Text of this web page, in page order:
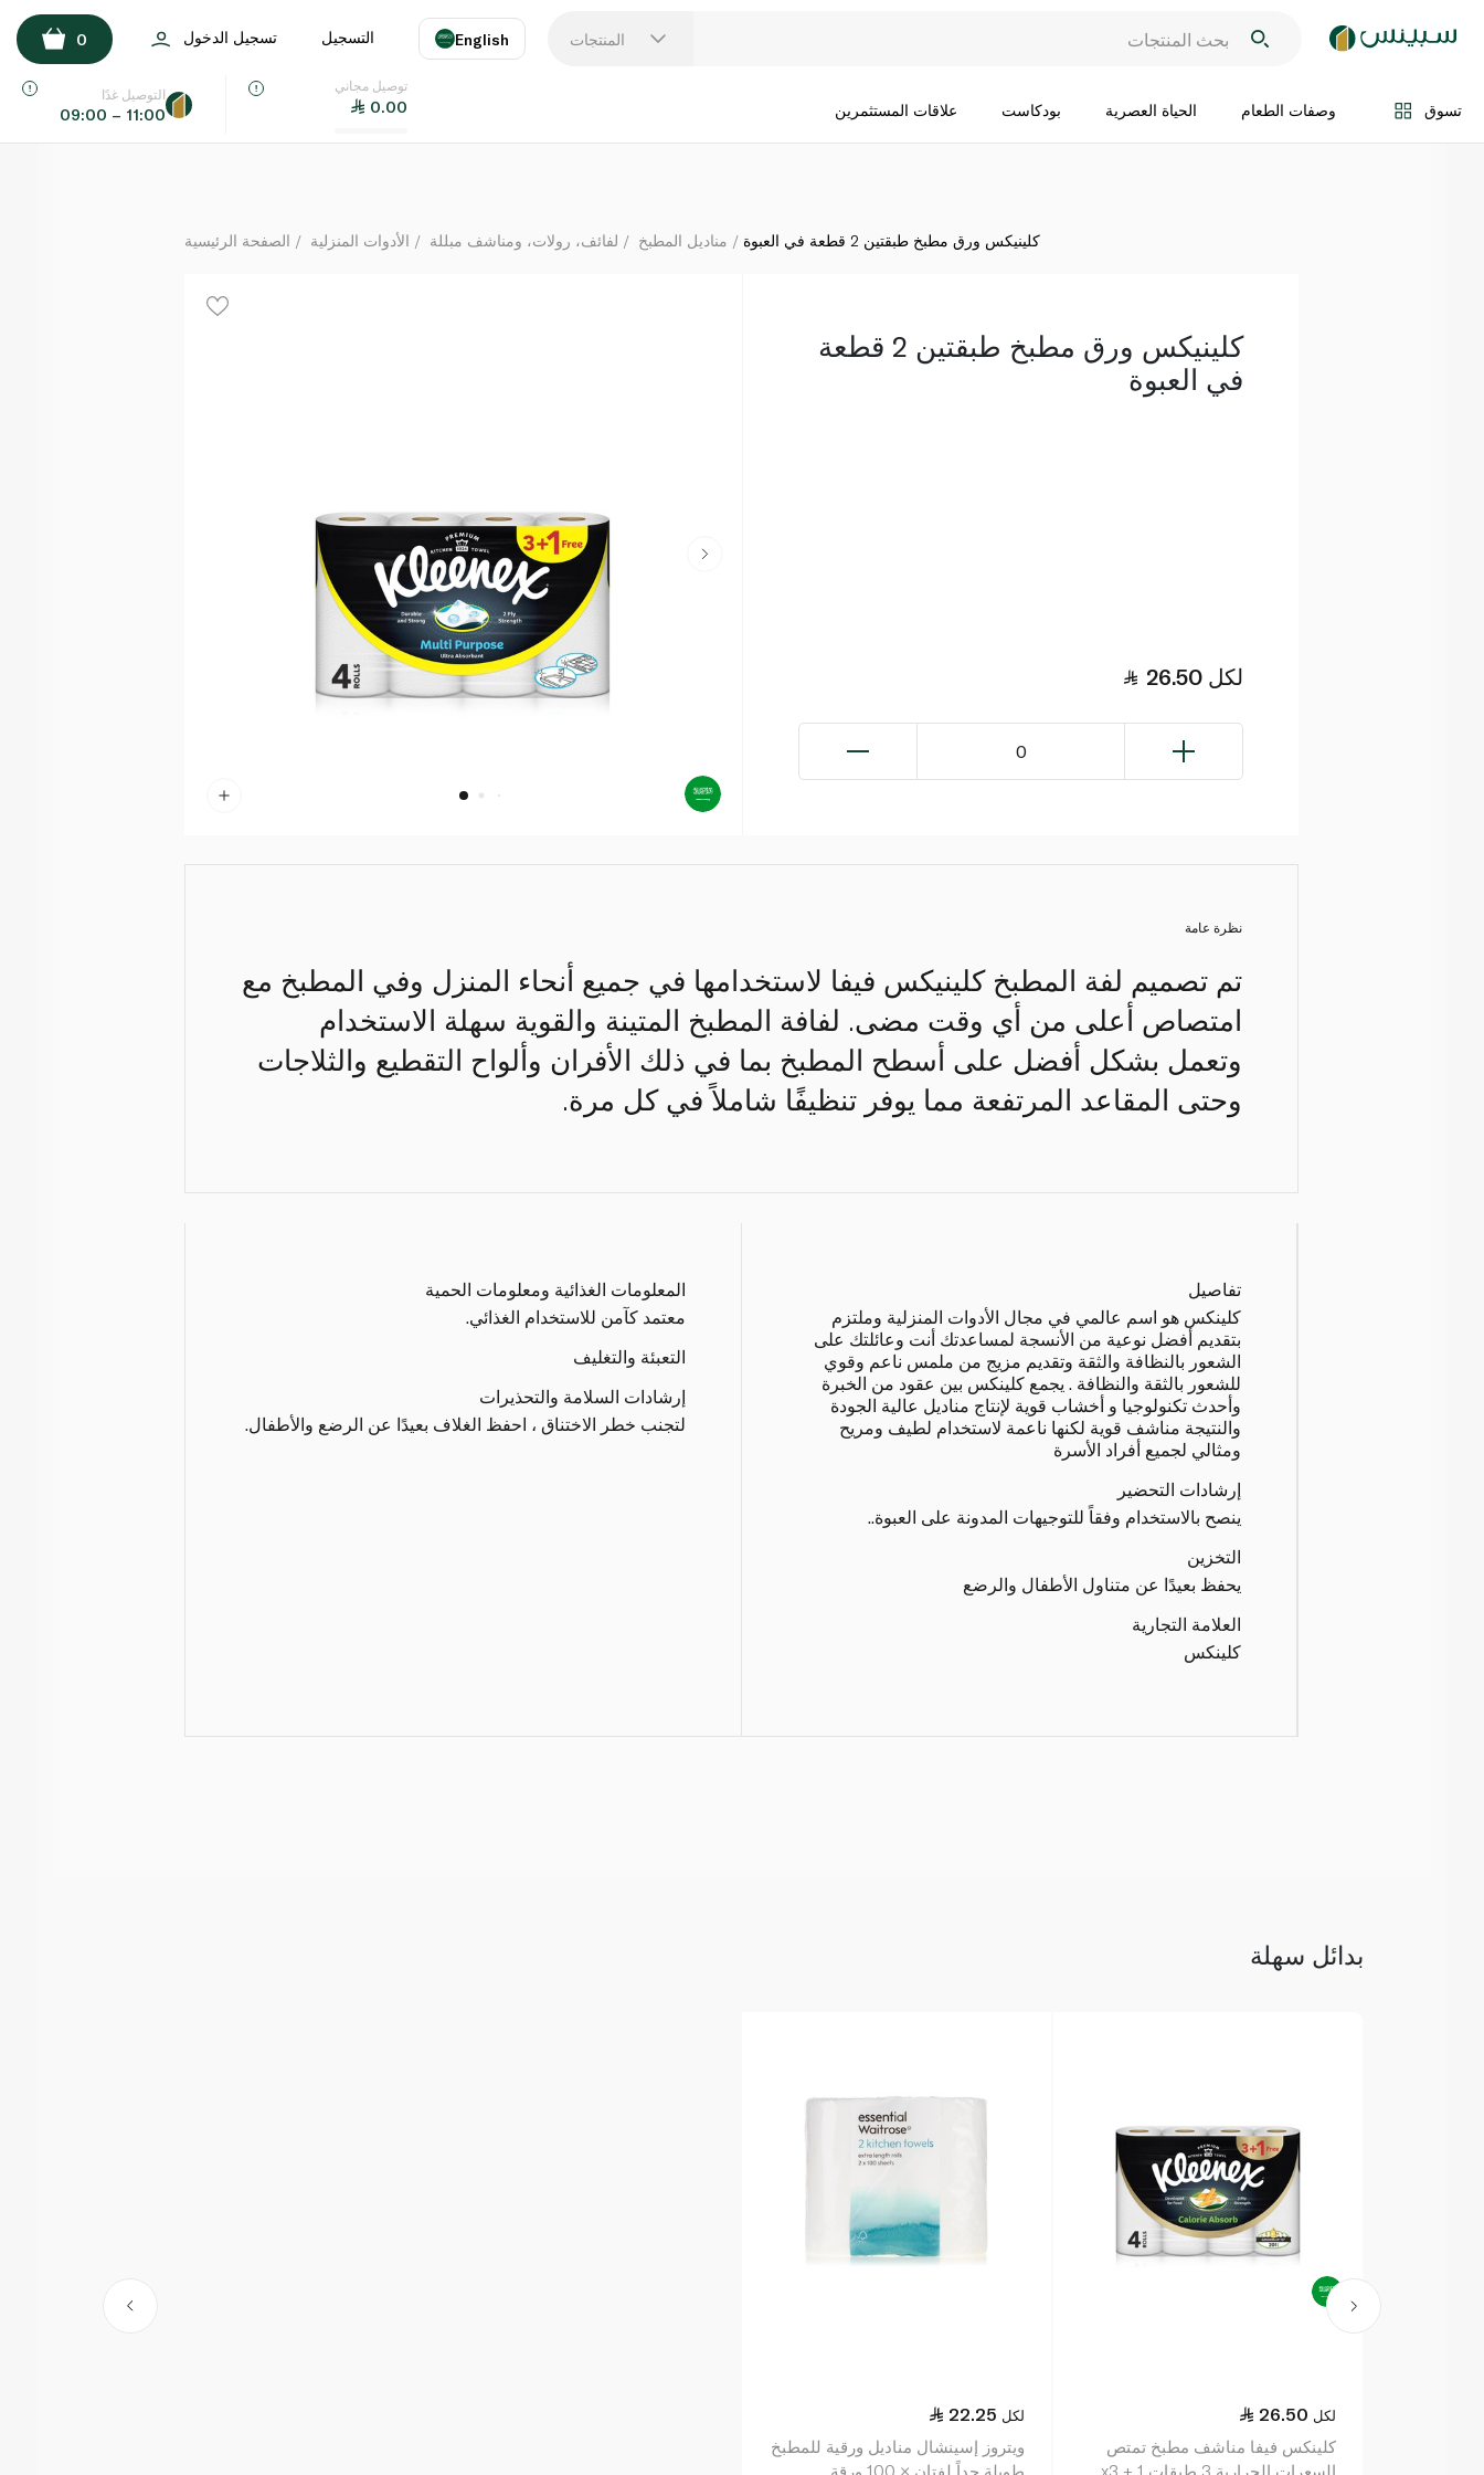
المنتجات English
اللغة
التسجيل تسجيل الدخول 0
تسوق وصفات الطعام الحياة العصرية بودكاست علاقات المستثمرين
توصيل مجاني
0.00
التوصيل غدًا
09:00 – 11:00
اضف الى السلة
الصفحة الرئيسية الأدوات المنزلية لفائف، رولات، ومناشف مبللة مناديل المطبخ كلينيكس ورق مطبخ طبقتين 2 قطعة في العبوة
كلينيكس ورق مطبخ طبقتين 2 قطعة
في العبوة
26.50 لكل
0
نظرة عامة
تم تصميم لفة المطبخ كلينيكس فيفا لاستخدامها في جميع أنحاء المنزل وفي المطبخ مع
امتصاص أعلى من أي وقت مضى. لفافة المطبخ المتينة والقوية سهلة الاستخدام
وتعمل بشكل أفضل على أسطح المطبخ بما في ذلك الأفران وألواح التقطيع والثلاجات
وحتى المقاعد المرتفعة مما يوفر تنظيفًا شاملاً في كل مرة.
تفاصيل
كلينكس هو اسم عالمي في مجال الأدوات المنزلية وملتزم
بتقديم أفضل نوعية من الأنسجة لمساعدتك أنت وعائلتك على
الشعور بالنظافة والثقة وتقديم مزيج من ملمس ناعم وقوي
للشعور بالثقة والنظافة . يجمع كلينكس بين عقود من الخبرة
وأحدث تكنولوجيا و أخشاب قوية لإنتاج مناديل عالية الجودة
والنتيجة مناشف قوية لكنها ناعمة لاستخدام لطيف ومريح
ومثالي لجميع أفراد الأسرة
إرشادات التحضير
ينصح بالاستخدام وفقاً للتوجيهات المدونة على العبوة..
التخزين
يحفظ بعيدًا عن متناول الأطفال والرضع
العلامة التجارية
كلينكس
المعلومات الغذائية ومعلومات الحمية
معتمد كآمن للاستخدام الغذائي.
التعبئة والتغليف
إرشادات السلامة والتحذيرات
لتجنب خطر الاختناق ، احفظ الغلاف بعيدًا عن الرضع والأطفال.
بدائل سهلة
26.50 لكل
كلينكس فيفا مناشف مطبخ تمتص
السعرات الحرارية 3 طبقات x3 + 1
22.25 لكل
ويتروز إسينشال مناديل ورقية للمطبخ
طويلة جداً لفتان × 100 ورقة